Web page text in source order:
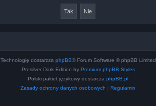
Technologię dostarcza phpBB® Forum Software © phpBB Limited
Prosilver Dark Edition by Premium phpBB Styles
Polski pakiet językowy dostarcza phpBB.pl
Zasady ochrony danych osobowych | Regulamin